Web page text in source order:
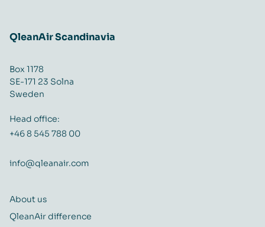
QleanAir Scandinavia
Box 1178
SE-171 23 Solna
Sweden
Head office:
+46 8 545 788 00
info@qleanair.com
About us
QleanAir difference